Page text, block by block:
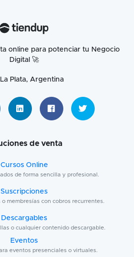
online para potenciar tu Negocio
Digital 🚀
La Plata, Argentina
de venta
Cursos Online
de forma sencilla y profesional.
Suscripciones
membresías con cobros recurrentes.
Descargables
o cualquier contenido descargable.
Eventos
eventos presenciales o virtuales.